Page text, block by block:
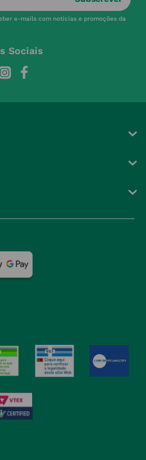
e-mails com notícias e promoções da
Sociais